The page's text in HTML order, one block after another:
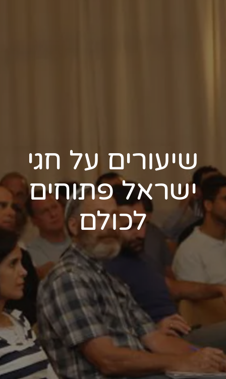
שיעורים על חגי
ישראל פתוחים
לכולם